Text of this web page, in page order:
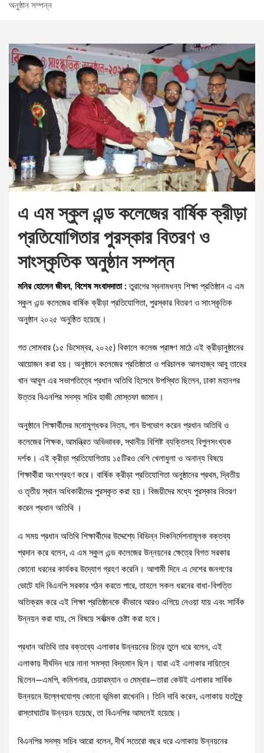
অনুষ্ঠান সম্পন্ন
এ এম স্কুল এন্ড কলেজের বার্ষিক ক্রীড়া
প্রতিযোগিতার পুরস্কার বিতরণ ও
সাংস্কৃতিক অনুষ্ঠান সম্পন্ন
মনির হোসেন জীবন, বিশেষ সংবাদদাতা : তুরাগের স্বনামধন্য শিক্ষা প্রতিষ্ঠান এ এম
স্কুল এন্ড কলেজের বার্ষিক ক্রীড়া প্রতিযোগিতা, পুরস্কার বিতরণ ও সাংস্কৃতিক
অনুষ্ঠান ২০২৫ অনুষ্ঠিত হয়েছে।
গত সোমবার (১৫ ডিসেম্বর, ২০২৫) বিকালে কলেজ প্রাঙ্গণ মাঠে এই ক্রীড়ানুষ্ঠানের
আয়োজন করা হয়। অনুষ্ঠানে কলেজের প্রতিষ্ঠাতা ও পরিচালক আলহাজ্ব আবু তাহের
খান আবুল এর সভাপতিত্বে প্রধান অতিথি হিসেবে উপস্থিত ছিলেন, ঢাকা মহানগর
উত্তর বিএনপির সদস্য সচিব হাজী মোস্তফা জামান।
অনুষ্ঠানে শিক্ষার্থীদের মনোমুগ্ধকর নিত্য, গান উপভোগ করেন প্রধান অতিথি ও
কলেজের শিক্ষক, আমন্ত্রিত অভিভাবক, স্থানীয় বিশিষ্ট ব্যক্তিসহ বিপুলসংখ্যক
দর্শক। এই ক্রীড়া প্রতিযোগিতায় ১৫টিরও বেশি খেলাধুলা ও অনান্য বিষয়ে
শিক্ষার্থীরা অংশগ্রহণ করে। বার্ষিক ক্রীড়া প্রতিযোগিতা অনুষ্ঠানের প্রথম, দ্বিতীয়
ও তৃতীয় স্থান অধিকারীদের পুরস্কৃত করা হয়। বিজয়ীদের মধ্যে পুরস্কার বিতরণ
করেন প্রধান অতিথি ।
এ সময় প্রধান অতিথি শিক্ষার্থীদের উদ্দেশ্যে বিভিন্ন দিকনির্দেশনামূলক বক্তব্য
প্রদান করে বলেন, এ এম স্কুল এন্ড কলেজের উন্নয়নের ক্ষেত্রে বিগত সরকার
কোনো ধরনের কার্যকর উদ্যোগ গ্রহণ করেনি। আগামী দিনে এ দেশের জনগণের
ভোটে যদি বিএনপি সরকার গঠন করতে পারে, তাহলে সকল ধরনের বাধা-বিপত্তি
অতিক্রম করে এই শিক্ষা প্রতিষ্ঠানকে কীভাবে আরও এগিয়ে নেওয়া যায় এবং সার্বিক
উন্নয়ন করা যায়, সে বিষয়ে সর্বাত্মক চেষ্টা করা হবে।
প্রধান অতিথি তার বক্তব্যে এলাকার উন্নয়নের চিত্র তুলে ধরে বলেন, এই
এলাকায় দীর্ঘদিন ধরে নানা সমস্যা বিদ্যমান ছিল। যারা এই এলাকার দায়িত্বে
ছিলেন—এমপি, কমিশনার, চেয়ারম্যান ও মেম্বার—তারা কেউই এলাকার সার্বিক
উন্নয়নে উল্লেখযোগ্য কোনো ভূমিকা রাখেননি। তিনি দাবি করেন, এলাকায় যতটুকু
রাস্তাঘাটের উন্নয়ন হয়েছে, তা বিএনপির আমলেই হয়েছে।
বিএনপির সদস্য সচিব আরো বলেন, দীর্ঘ সতেরো বছর ধরে এলাকায় উন্নয়নের